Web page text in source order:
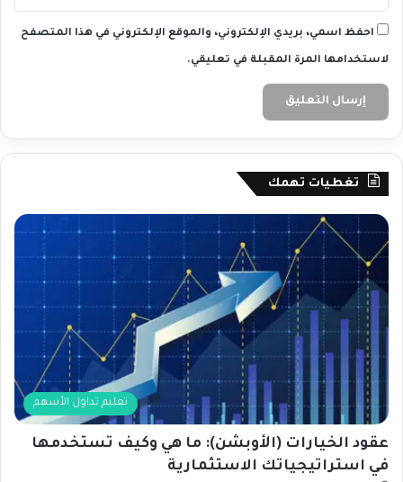
احفظ اسمي، بريدي الإلكتروني، والموقع الإلكتروني في هذا المتصفح
لاستخدامها المرة المقبلة في تعليقي.
تغطيات تهمك
تعليم تداول الأسهم
عقود الخيارات (الأوبشن): ما هي وكيف تستخدمها
في استراتيجياتك الاستثمارية